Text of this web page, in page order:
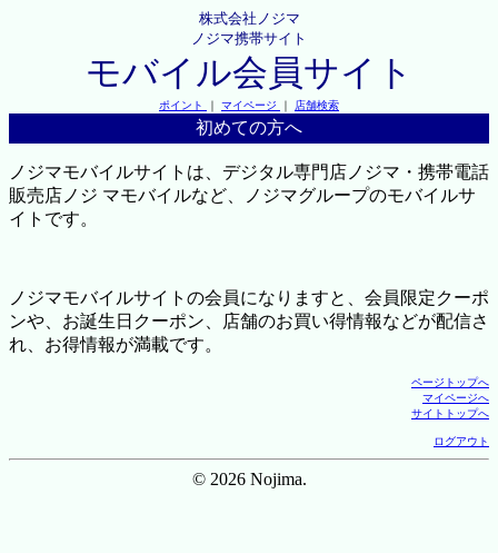
株式会社ノジマ
ノジマ携帯サイト
モバイル会員サイト
ポイント ｜ マイページ ｜ 店舗検索
初めての方へ
ノジマモバイルサイトは、デジタル専門店ノジマ・携帯電話
販売店ノジ マモバイルなど、ノジマグループのモバイルサ
イトです。
ノジマモバイルサイトの会員になりますと、会員限定クーポ
ンや、お誕生日クーポン、店舗のお買い得情報などが配信さ
れ、お得情報が満載です。
ページトップへ
マイページへ
サイトトップへ
ログアウト
© 2026 Nojima.